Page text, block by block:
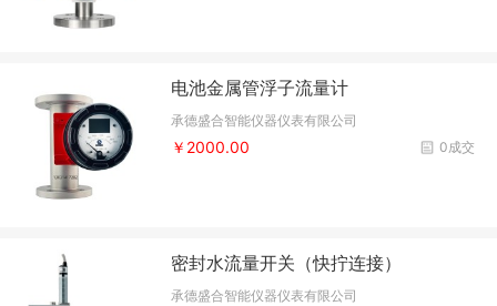
电池金属管浮子流量计
承德盛合智能仪器仪表有限公司
0成交
￥2000.00
密封水流量开关（快拧连接）
承德盛合智能仪器仪表有限公司